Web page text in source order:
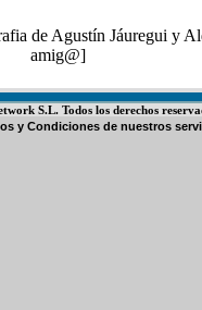
de Agustín Jáuregui y
amig@]
S.L. Todos los derechos
y Condiciones de nuestros